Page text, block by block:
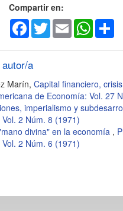
Compartir en:
Facebook
TwitterEmail
a
Marín, Capital financiero,
de Economía: Vol. 27
imperialismo y
2 Núm. 8 (1971)
divina" en la economía ,
2 Núm. 6 (1971)